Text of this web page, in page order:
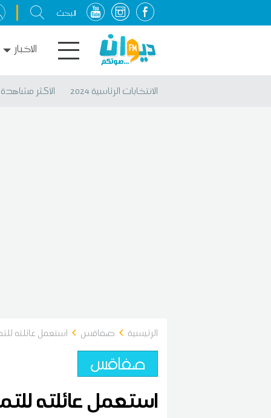
الاخبار
الانتخابات الرئاسية 2024 الأكثر مشاهدة
الرئيسية صفاقس استعمل عائلته
صفاقس
استعمل عائلته